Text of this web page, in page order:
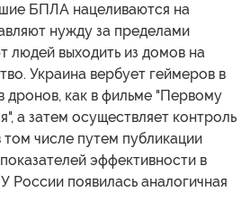
БПЛА нацеливаются на
нужду за пределами
людей выходить из домов на
Украина вербует геймеров в
дронов, как в фильме "Первому
а затем осуществляет контроль
числе путем публикации
эффективности в
России появилась аналогичная